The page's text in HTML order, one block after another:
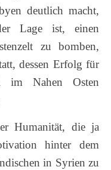
deutlich macht,
Lage ist, einen
zu bomben,
dessen Erfolg für
im Nahen Osten
Humanität, die ja
hinter dem
in Syrien zu